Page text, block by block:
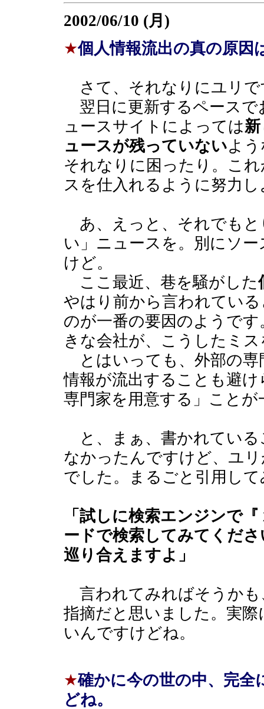
2002/06/10 (月)
★個人情報流出の真の原
さて、それなりにユリで
翌日に更新するペースで
ュースサイトによっては
ュースが残っていないよ
それなりに困ったり。こ
スを仕入れるように努力
あ、えっと、それでもと
い」ニュースを。別にソ
けど。
ここ最近、巷を騒がした
やはり前から言われてい
のが一番の要因のようで
きな会社が、こうしたミ
とはいっても、外部の専
情報が流出することも避
専門家を用意する」こと
と、まぁ、書かれている
なかったんですけど、ユ
でした。まるごと引用し
「試しに検索エンジンで
ードで検索してみてくだ
巡り合えますよ」
言われてみればそうかも
指摘だと思いました。実
いんですけどね。
★確かに今の世の中、完全
どね。